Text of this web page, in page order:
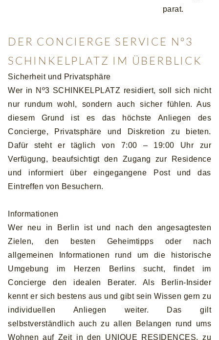
parat.
DER CONCIERGE SERVICE Nº3
SCHINKELPLATZ IM ÜBERBLICK
Sicherheit und Privatsphäre
Wer in Nº3 SCHINKELPLATZ residiert, soll sich nicht
nur rundum wohl, sondern auch sicher fühlen. Aus
diesem Grund ist es das höchste Anliegen des
Concierge, Privatsphäre und Diskretion zu bieten.
Dafür steht er täglich von 7:00 – 19:00 Uhr zur
Verfügung, beaufsichtigt den Zugang zur Residence
und informiert über eingegangene Post und das
Eintreffen von Besuchern.
Informationen
Wer neu in Berlin ist und nach den angesagtesten
Zielen, den besten Geheimtipps oder nach
allgemeinen Informationen rund um die historische
Umgebung im Herzen Berlins sucht, findet im
Concierge den idealen Berater. Als Berlin-Insider
kennt er sich bestens aus und gibt sein Wissen gern zu
individuellen Anliegen weiter. Das gilt
selbstverständlich auch zu allen Belangen rund ums
Wohnen auf Zeit in den UNIQUE RESIDENCES, zu